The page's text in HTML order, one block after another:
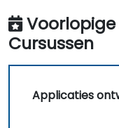
Cursussen
Applicaties